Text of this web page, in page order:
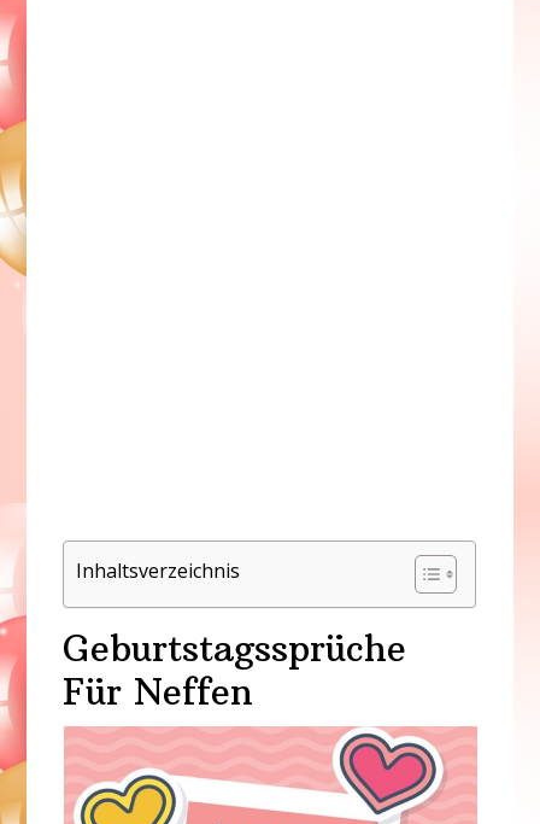
Inhaltsverzeichnis
Geburtstagssprüche
Für Neffen